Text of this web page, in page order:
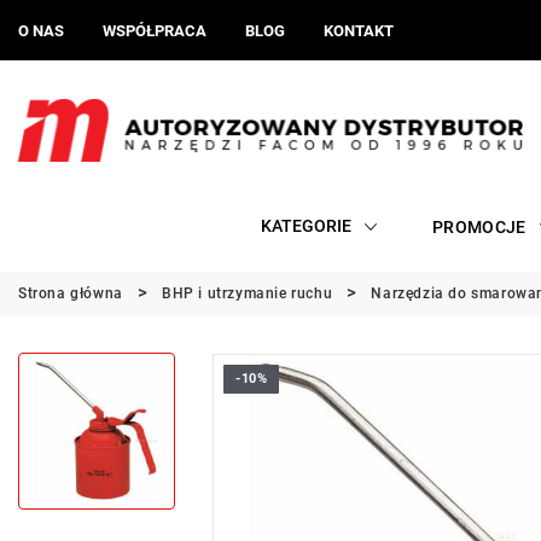
O NAS WSPÓŁPRACA BLOG KONTAKT
KATEGORIE PROMOCJE
Strona główna BHP i utrzymanie ruchu Narzędzia do
-10%